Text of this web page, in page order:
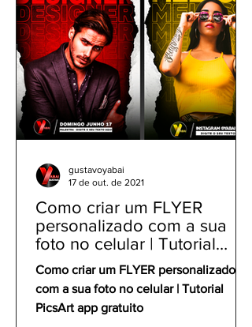
Como criar um FLYER
personalizado com a sua
foto no celular | Tutorial
PicsArt app gratuito
Como criar um FLYER personalizado
com a sua foto no celular | Tutorial
PicsArt app gratuito
gustavoyabai
17 de out. de 2021